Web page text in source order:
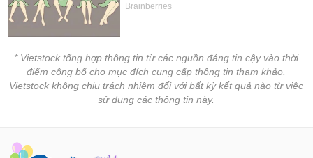
* Vietstock tổng hợp thông tin từ các nguồn đáng tin cậy vào thời
điểm công bố cho mục đích cung cấp thông tin tham khảo.
Vietstock không chịu trách nhiệm đối với bất kỳ kết quả nào từ việc
sử dụng các thông tin này.
Công
cụ